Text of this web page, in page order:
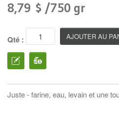
8,79 $ /750 gr
Qté :
Juste - farine, eau, levain et une